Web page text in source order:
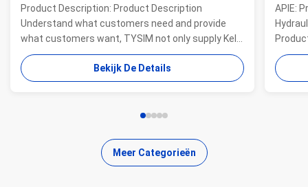
Product Description: Product Description
Understand what customers need and provide
what customers want, TYSIM not only supply Kelly
bars for drill rigs of world’s top brands, but also
provide one-stop solution for the world foundation
construction users. While providing customized
Bekijk De Details
APIE:
offer
Meer Categorieën